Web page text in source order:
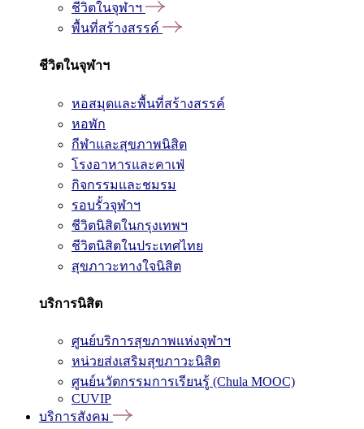
ชีวิตในจุฬาฯ
พื้นที่สร้างสรรค์
ชีวิตในจุฬาฯ
หอสมุดและพื้นที่สร้างสรรค์
หอพัก
กีฬาและสุขภาพนิสิต
โรงอาหารและคาเฟ่
กิจกรรมและชมรม
รอบรั้วจุฬาฯ
ชีวิตนิสิตในกรุงเทพฯ
ชีวิตนิสิตในประเทศไทย
สุขภาวะทางใจนิสิต
บริการนิสิต
ศูนย์บริการสุขภาพแห่งจุฬาฯ
หน่วยส่งเสริมสุขภาวะนิสิต
ศูนย์นวัตกรรมการเรียนรู้ (Chula MOOC)
CUVIP
บริการสังคม